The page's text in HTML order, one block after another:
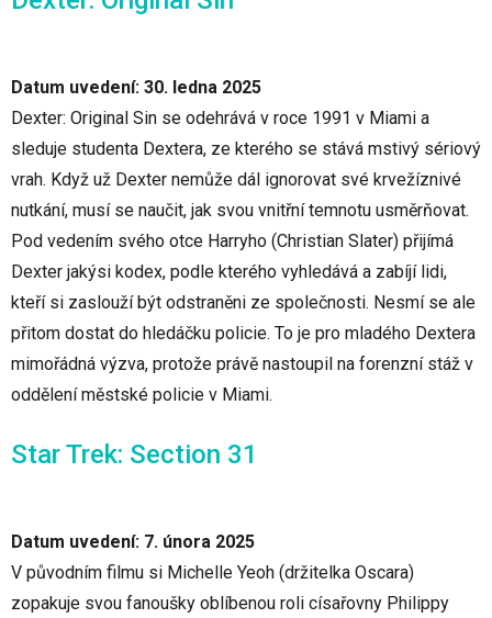
Datum uvedení: 30. ledna 2025
Dexter: Original Sin se odehrává v roce 1991 v Miami a
sleduje studenta Dextera, ze kterého se stává mstivý sériový
vrah. Když už Dexter nemůže dál ignorovat své krvežíznivé
nutkání, musí se naučit, jak svou vnitřní temnotu usměrňovat.
Pod vedením svého otce Harryho (Christian Slater) přijímá
Dexter jakýsi kodex, podle kterého vyhledává a zabíjí lidi,
kteří si zaslouží být odstraněni ze společnosti. Nesmí se ale
přitom dostat do hledáčku policie. To je pro mladého Dextera
mimořádná výzva, protože právě nastoupil na forenzní stáž v
oddělení městské policie v Miami.
Star Trek: Section 31
Datum uvedení: 7. února 2025
V původním filmu si Michelle Yeoh (držitelka Oscara)
zopakuje svou fanoušky oblíbenou roli císařovny Philippy